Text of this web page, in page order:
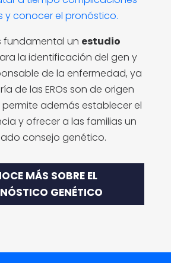
y conocer el pronóstico.
fundamental un estudio
la identificación del gen y
de laenfermedad, ya
de las EROs son de origen
además establecer el
y ofrecer a las familias un
consejo genético.
MÁS SOBRE EL
GENÉTICO